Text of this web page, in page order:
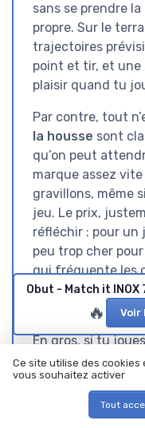
sans se prendre
propre. Sur le
trajectoires
point et tir, et
plaisir quand tu
Par contre, tout
la housse sont
qu’on peut
marque assez
gravillons, même
jeu. Le prix,
réfléchir : pour un
peu trop cher
qui fréquente les
et veut une
saisons, ça
En gros, si tu
polyvalent,
sur l’entretien,
choix, à condition
prévoir un vrai
🔥 Voir
Ce site utilise des
vous souhaitez activer
Tout